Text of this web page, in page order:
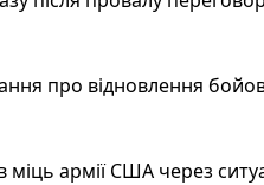
про відновлення
армії США через